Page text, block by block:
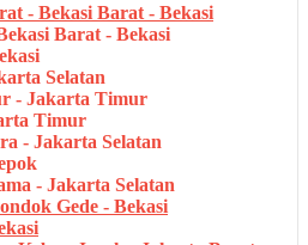
- Bekasi Barat - Bekasi
Barat - Bekasi
Selatan
- Jakarta Timur
Timur
- Jakarta Selatan
- Jakarta Selatan
Gede - Bekasi